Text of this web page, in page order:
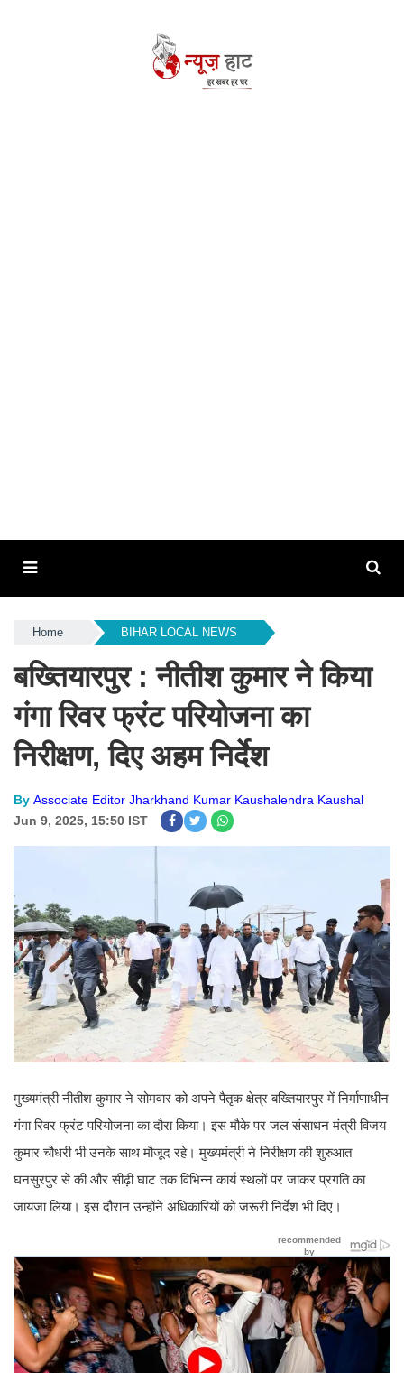
Home BIHAR LOCAL NEWS
बख्तियारपुर : नीतीश कुमार ने किया
गंगा रिवर फ्रंट परियोजना का
निरीक्षण, दिए अहम निर्देश
By Associate Editor Jharkhand Kumar Kaushalendra Kaushal
Jun 9, 2025, 15:50 IST
मुख्यमंत्री नीतीश कुमार ने सोमवार को अपने पैतृक क्षेत्र बख्तियारपुर में निर्माणाधीन
गंगा रिवर फ्रंट परियोजना का दौरा किया। इस मौके पर जल संसाधन मंत्री विजय
कुमार चौधरी भी उनके साथ मौजूद रहे। मुख्यमंत्री ने निरीक्षण की शुरुआत
घनसुरपुर से की और सीढ़ी घाट तक विभिन्न कार्य स्थलों पर जाकर प्रगति का
जायजा लिया। इस दौरान उन्होंने अधिकारियों को जरूरी निर्देश भी दिए।